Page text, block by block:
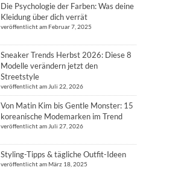
Die Psychologie der Farben: Was deine
Kleidung über dich verrät
veröffentlicht am Februar 7, 2025
Sneaker Trends Herbst 2026: Diese 8
Modelle verändern jetzt den
Streetstyle
veröffentlicht am Juli 22, 2026
Von Matin Kim bis Gentle Monster: 15
koreanische Modemarken im Trend
veröffentlicht am Juli 27, 2026
Styling-Tipps & tägliche Outfit-Ideen
veröffentlicht am März 18, 2025